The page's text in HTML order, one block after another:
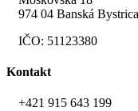
974 04 Banská Bystrica
IČO: 51123380
Kontakt
+421 915 643 199